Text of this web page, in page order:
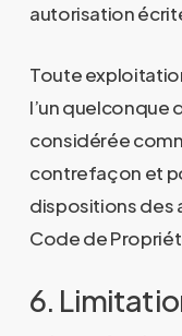
autorisation
Toute
l’un quelconque
considérée
contrefaçon et
dispositions des
Code de
6.